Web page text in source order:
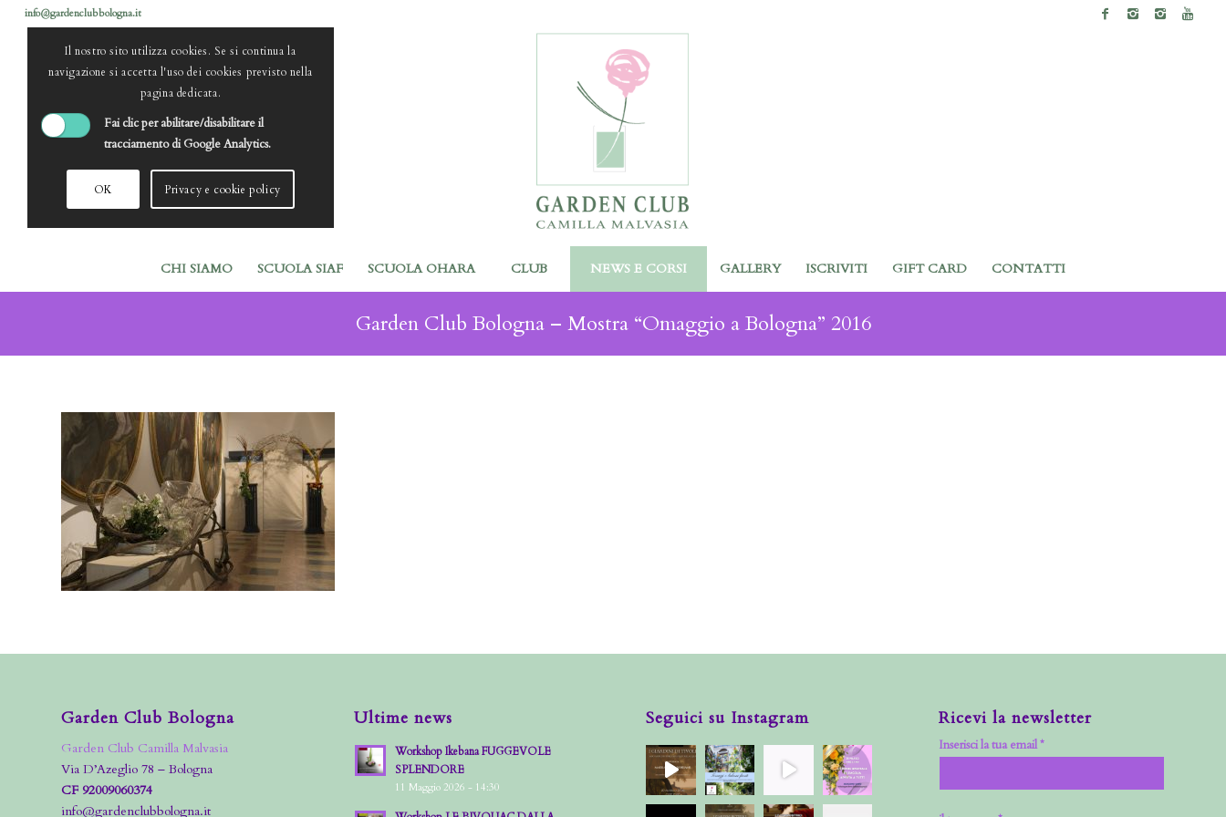
info@gardenclubbologna.it
CHI SIAMO SCUOLA SIAF SCUOLA OHARA CLUB NEWS E CORSI GALLERY ISCRIVITI GIFT CARD CONTATTI
Garden Club Bologna – Mostra “Omaggio a Bologna” 2016
Garden Club Bologna
Garden Club Camilla Malvasia
Via D’Azeglio 78 – Bologna
CF 92009060374
info@gardenclubbologna.it
Ultime news
Workshop Ikebana FUGGEVOLE
SPLENDORE
11 Maggio 2026 - 14:30
Seguici su Instagram Ricevi la newsletter
Inserisci la tua email *
Il nostro sito utilizza cookies. Se si continua la
navigazione si accetta l'uso dei cookies previsto nella
pagina dedicata.
Fai clic per abilitare/disabilitare il
tracciamento di Google Analytics.
OK Privacy e cookie policy